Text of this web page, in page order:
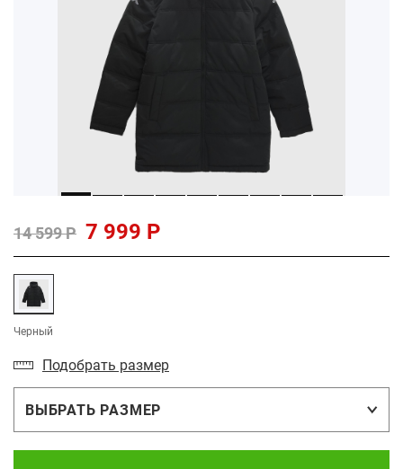
14 599 Р 7 999 Р
Черный
Подобрать размер
ВЫБРАТЬ РАЗМЕР